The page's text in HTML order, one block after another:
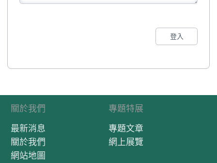
登入
關於我們
最新消息
關於我們
網站地圖
專題特展
專題文章
網上展覽